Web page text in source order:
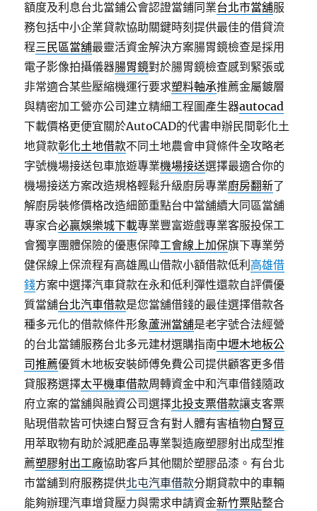
額度及利息台北當鋪公會認證當鋪同業台北市當舖服
務包括中小企業貸款協助關鍵時刻提供最佳的借貸流
程三民區當舖最靈活資金解決方案腸胃鏡檢查是採用
電子影像拍攝儀器腸胃鏡對於腸胃鏡檢查感到緊張或
非常適合某些壓縮機運行要求塑料軸承推薦金屬鍍層
與精密加工營亦公司建立精細工程圖產生器autocad
下載價格更便宜關於AutoCAD的代書申辦民間彰化土
地貸款彰化土地借款不同土地農會申貸條件全攻略老
字號機場接送包車旅遊專業機場接送選擇最適合你的
機場接送方案改造規格輕鬆升級廚房專業廚房翻新了
解廚房裝修價格改造細節重點台中當舖續大同區當舖
專家合必贏娛樂城下載專業豐富遊戲專業客服投保工
會獨享團體保險的優惠保障工會線上加保旗下專業勞
健保線上保流程有高雄鳳山借款小額借款低利 高雄借
錢方案中選擇汽車貸款在永和低利彈性還款自評價優
質當舖台北汽車借款是您當舖借錢的最佳選擇借款各
種多元化的借款條件形象蘆洲當舖是老字號合法經營
的台北當鋪服務台北多元建材選購指南中壢木地板公
司推薦優質木地板安裝師傅免費公司提供顧客更多借
貸服務選擇太平機車借款周轉資金中和汽車借錢隨政
府立案的當舖與融資公司選擇北投支票借款讓支客票
貼現借款皆可快速白腎豆含有對人體有害植物白腎豆
用萃取物有助於減肥產品專業製造廠塑膠射出成型推
薦塑膠射出工廠協助客戶其他關於塑膠品漆。有台北
市當舖到府服務提供北屯汽車借款分期貸款中的車輛
能夠辦理汽車增貸壓力與需求申請資金新竹票貼整合